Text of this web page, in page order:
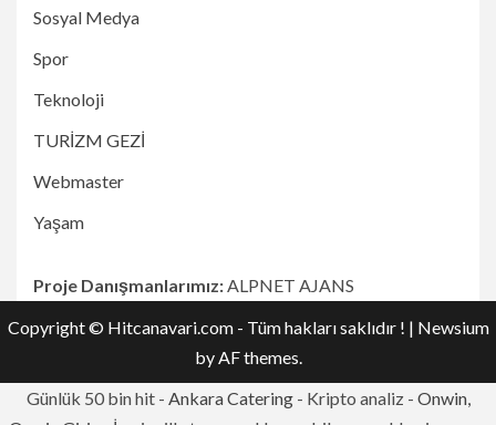
Sosyal Medya
Spor
Teknoloji
TURİZM GEZİ
Webmaster
Yaşam
Proje Danışmanlarımız: ALPNET AJANS
Copyright © Hitcanavari.com - Tüm hakları saklıdır ! | Newsium
by AF themes.
Günlük 50 bin hit - Ankara Catering- Kripto analiz - Onwin,